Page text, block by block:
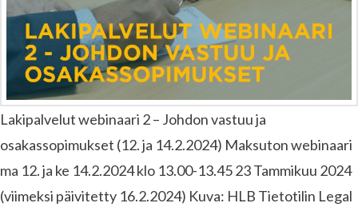
Lakipalvelut webinaari 2 – Johdon vastuu ja
osakassopimukset (12. ja 14.2.2024) Maksuton webinaari
ma 12. ja ke 14.2.2024 klo 13.00-13.45 23 Tammikuu 2024
(viimeksi päivitetty 16.2.2024) Kuva: HLB Tietotilin Legal